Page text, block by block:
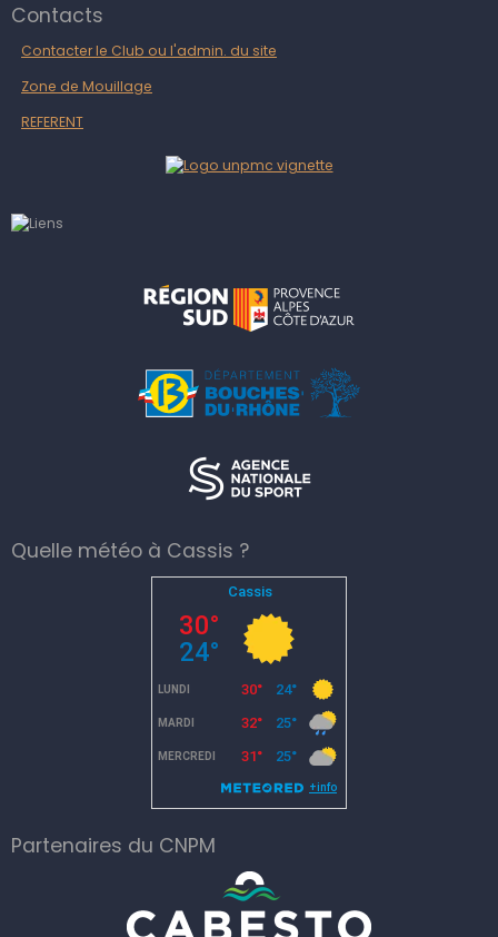
Contacts
Contacter le Club ou l'admin. du site
Zone de Mouillage
REFERENT
Quelle météo à Cassis ?
Partenaires du CNPM